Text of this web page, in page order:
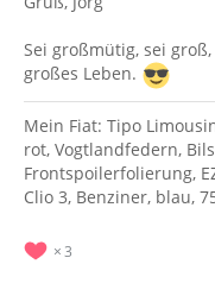
Sei großmütig, sei
großes Leben.
Mein Fiat: Tipo
rot, Vogtlandfedern,
Frontspoilerfolierung,
Clio 3, Benziner, blau,
3